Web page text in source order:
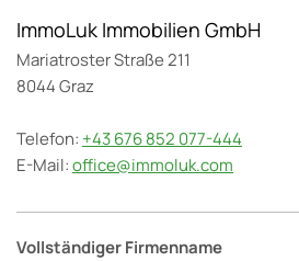
ImmoLuk Immobilien GmbH
Mariatroster Straße 211
8044 Graz
Telefon: +43 676 852 077-444
E-Mail:office@immoluk.com
Vollständiger Firmenname